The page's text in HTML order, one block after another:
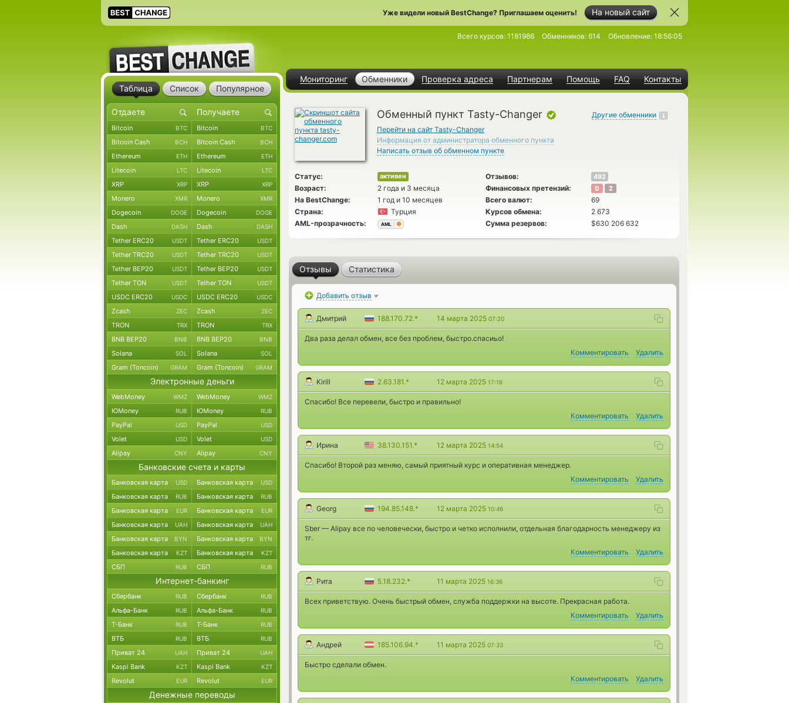
На новый сайт
Уже видели новый BestChange? Приглашаем оценить!
Мониторинг Обменники Проверка адреса Партнерам Помощь FAQ Контакты
Всего курсов: 1181986 Обменников: 614 Обновление: 18:56:05
Обменный пункт Tasty-Changer
Перейти на сайт Tasty-Changer
Информация от администратора обменного пункта
Написать отзыв об обменном пункте
Другие обменники
Статус: активен Отзывов: 492
Возраст: 2 года и 3 месяца Финансовых претензий: 0 2
На BestChange: 1 год и 10 месяцев Всего валют:
69
Страна:
Турция Курсов обмена:
2 673
AML-прозрачность:
AML Сумма резервов: $630 206 632
Отзывы Статистика
Добавить отзыв
Дмитрий 188.170.72.* 14 марта 2025 07:20
Два раза делал обмен, все без проблем, быстро.спасиьо!
Комментировать
Удалить
Kirill 2.63.181.* 12 марта 2025 17:16
Спасибо! Все перевели, быстро и правильно!
Комментировать
Удалить
Ирина 38.130.151.* 12 марта 2025 14:54
Спасибо! Второй раз меняю, самый приятный курс и оперативная менеджер.
Комментировать
Удалить
Georg 194.85.148.* 12 марта 2025 10:46
Sber — Alipay все по человечески, быстро и четко исполнили, отдельная благодарность менеджеру из
тг.
Комментировать
Удалить
Рита 5.18.232.* 11 марта 2025 16:36
Всех приветствую. Очень быстрый обмен, служба поддержки на высоте. Прекрасная работа.
Комментировать
Удалить
Андрей 185.106.94.* 11 марта 2025 07:33
Быстро сделали обмен.
Комментировать
Удалить
Таблица Список Популярное
Bitcoin BTC Bitcoin BTC
Bitcoin Cash BCH Bitcoin Cash BCH
Ethereum ETH Ethereum ETH
Litecoin LTC Litecoin LTC
XRP XRP XRP XRP
Monero XMR Monero XMR
Dogecoin DOGE Dogecoin DOGE
Dash DASH Dash DASH
Tether ERC20 USDT Tether ERC20 USDT
Tether TRC20 USDT Tether TRC20 USDT
Tether BEP20 USDT Tether BEP20 USDT
Tether TON USDT Tether TON USDT
USDC ERC20 USDC USDC ERC20 USDC
Zcash ZEC Zcash ZEC
TRON TRX TRON TRX
BNB BEP20 BNB BNB BEP20 BNB
Solana SOL Solana SOL
Gram (Toncoin) GRAM Gram (Toncoin) GRAM
Электронные деньги
WebMoney WMZ WebMoney WMZ
ЮMoney RUB ЮMoney RUB
PayPal USD PayPal USD
Volet USD Volet USD
Alipay CNY Alipay CNY
Банковские счета и карты
Банковская карта USD Банковская карта USD
Банковская карта RUB Банковская карта RUB
Банковская карта EUR Банковская карта EUR
Банковская карта UAH Банковская карта UAH
Банковская карта BYN Банковская карта BYN
Банковская карта KZT Банковская карта KZT
СБП RUB СБП RUB
Интернет-банкинг
Сбербанк RUB Сбербанк RUB
Альфа-Банк RUB Альфа-Банк RUB
Т-Банк RUB Т-Банк RUB
ВТБ RUB ВТБ RUB
Приват 24 UAH Приват 24 UAH
Kaspi Bank KZT Kaspi Bank KZT
Revolut EUR Revolut EUR
Денежные переводы